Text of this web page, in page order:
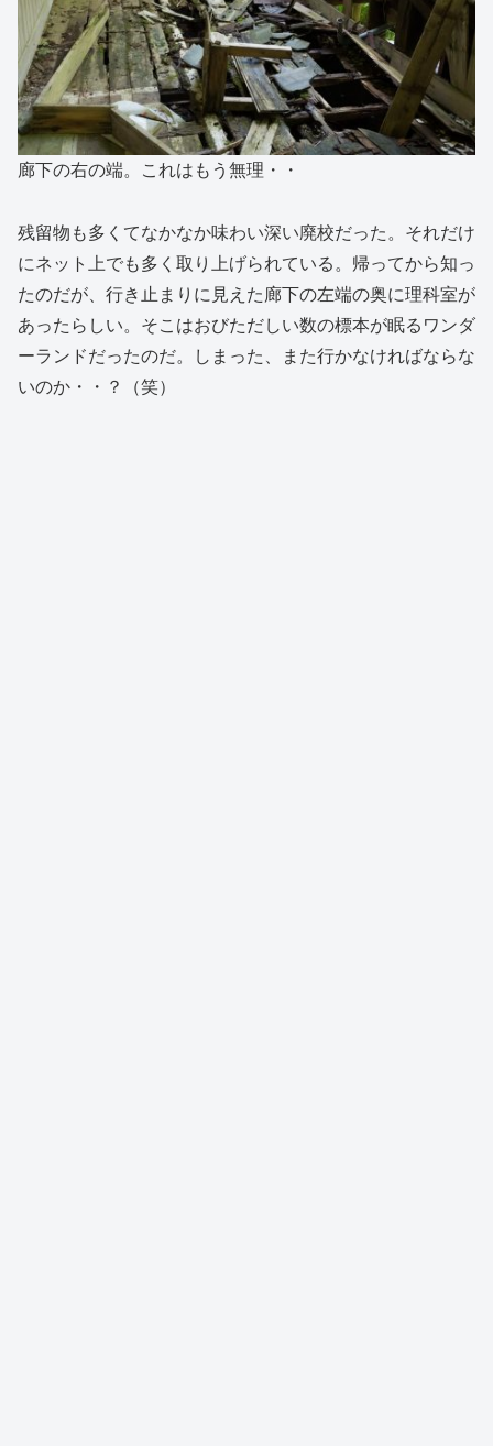
廊下の右の端。これはもう無理・・
残留物も多くてなかなか味わい深い廃校だった。それだけ
にネット上でも多く取り上げられている。帰ってから知っ
たのだが、行き止まりに見えた廊下の左端の奥に理科室が
あったらしい。そこはおびただしい数の標本が眠るワンダ
ーランドだったのだ。しまった、また行かなければならな
いのか・・？（笑）